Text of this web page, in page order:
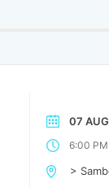
07 AUG
6:00 PM
>